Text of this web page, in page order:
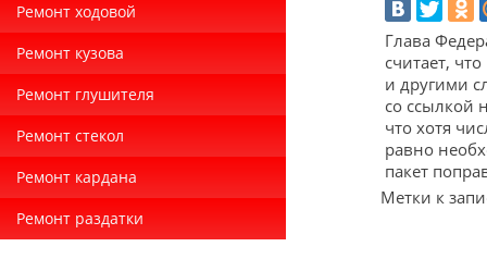
Ремонт ходовой
Ремонт кузова
Ремонт глушителя
Ремонт стекол
Ремонт кардана
Ремонт раздатки
Глава
считает,
и другими
со ссылкой
что хотя
равно
пакет
Метки к